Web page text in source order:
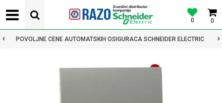
0
0
POVOLJNE CENE AUTOMATSKIH OSIGURACA SCHNEIDER ELECTRIC